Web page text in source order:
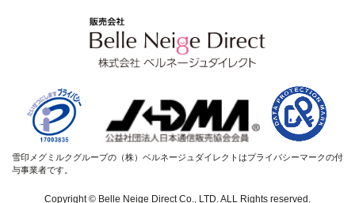
雪印メグミルクグループの（株）ベルネージュダイレクトはプライバシーマークの付
与事業者です。
Copyright © Belle Neige Direct Co., LTD. ALL Rights reserved.